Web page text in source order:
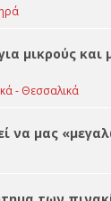
στο ΠΑΣΟΚ
μικρούς και